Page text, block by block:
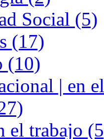
Social (5)
(17)
(10)
| en
el trabajo